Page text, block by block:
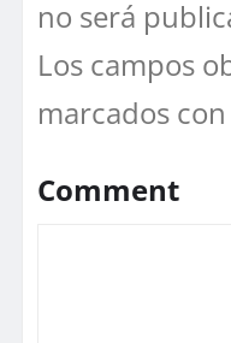
no será
Los campos
marcados con
Comment